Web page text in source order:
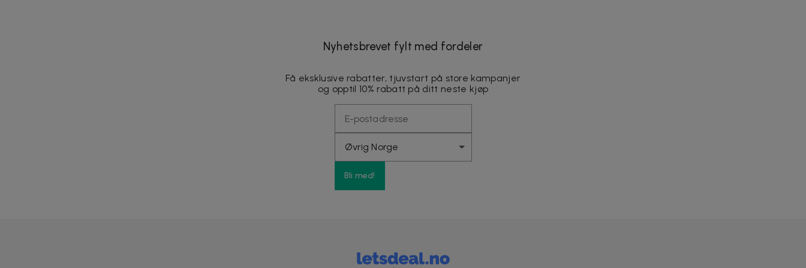
Nyhetsbrevet fylt med fordeler
Få eksklusive rabatter, tjuvstart på store kampanjer
og opptil 10% rabatt på ditt neste kjøp
Bli med!